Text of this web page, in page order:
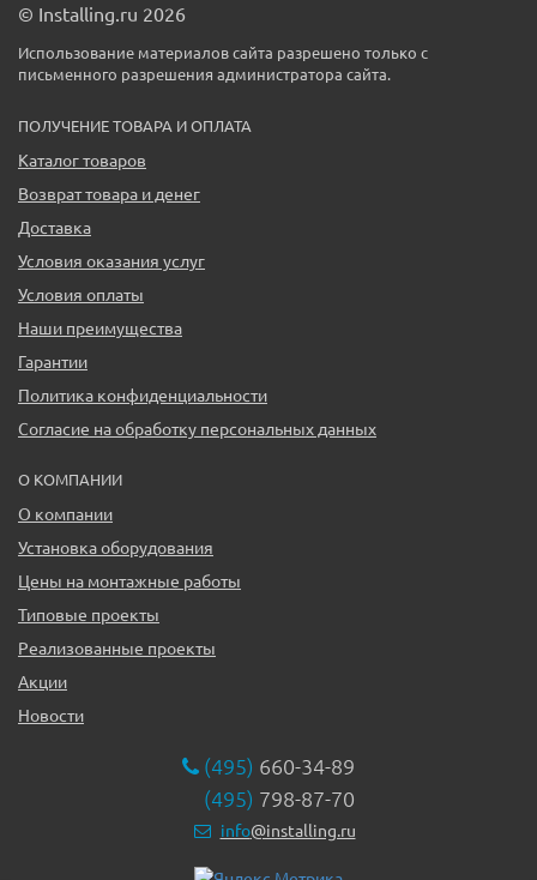
© Installing.ru 2026
Использование материалов сайта разрешено только с
письменного разрешения администратора сайта.
ПОЛУЧЕНИЕ ТОВАРА И ОПЛАТА
Каталог товаров
Возврат товара и денег
Доставка
Условия оказания услуг
Условия оплаты
Наши преимущества
Гарантии
Политика конфиденциальности
Согласие на обработку персональных данных
О КОМПАНИИ
О компании
Установка оборудования
Цены на монтажные работы
Типовые проекты
Реализованные проекты
Акции
Новости
(495) 660-34-89
(495) 798-87-70
info@installing.ru